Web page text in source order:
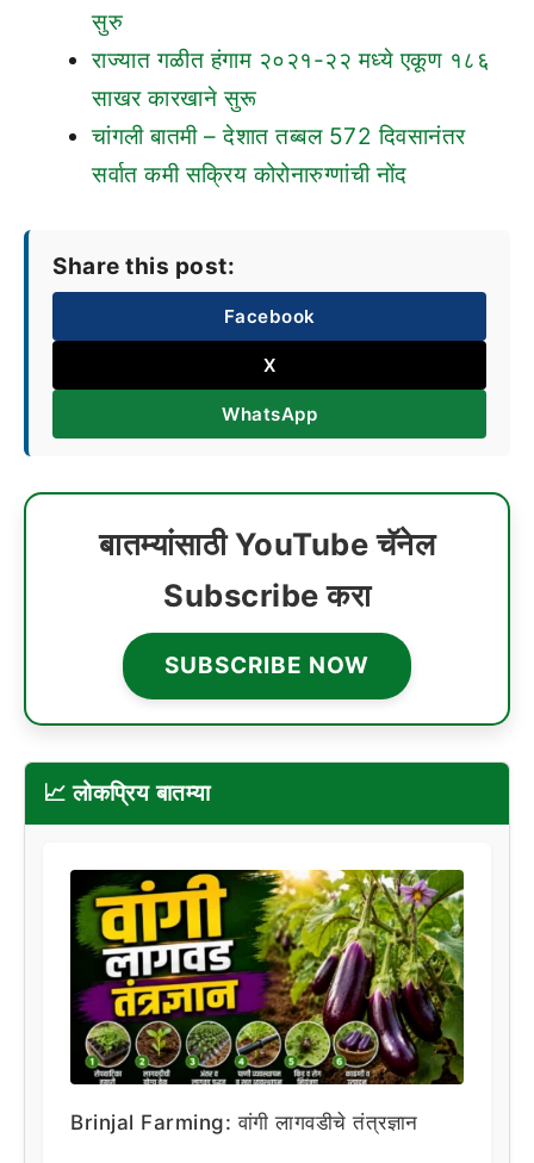
सुरु
राज्यात गळीत हंगाम २०२१-२२ मध्ये एकूण १८६
साखर कारखाने सुरू
चांगली बातमी – देशात तब्बल 572 दिवसानंतर
सर्वात कमी सक्रिय कोरोनारुग्णांची नोंद
Share this post:
Facebook
X
WhatsApp
बातम्यांसाठी YouTube चॅनेल
Subscribe करा
SUBSCRIBE NOW
📈 लोकप्रिय बातम्या
Brinjal Farming: वांगी लागवडीचे तंत्रज्ञान